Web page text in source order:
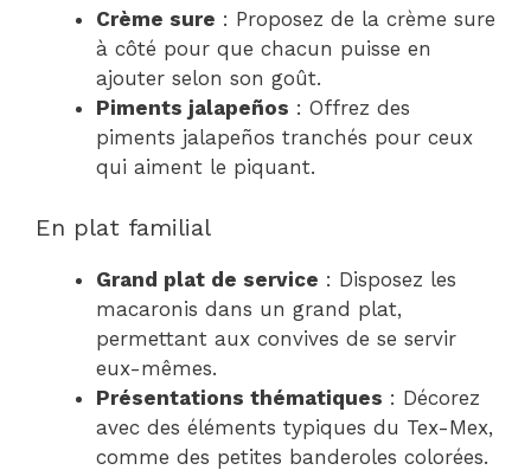
Crème sure : Proposez de la crème sure
à côté pour que chacun puisse en
ajouter selon son goût.
Piments jalapeños : Offrez des
piments jalapeños tranchés pour ceux
qui aiment le piquant.
En plat familial
Grand plat de service : Disposez les
macaronis dans un grand plat,
permettant aux convives de se servir
eux-mêmes.
Présentations thématiques : Décorez
avec des éléments typiques du Tex-Mex,
comme des petites banderoles colorées.